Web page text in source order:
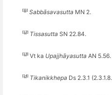
[11] Sabbāsavasutta MN 2.
[12] Tissasutta SN 22.84.
[13] Vt ka Upajjhāyasutta AN 5.56.
[14] Tikanikkhepa Ds 2.3.1 (2.3.1.8.